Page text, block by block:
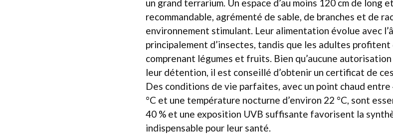
un grand terrarium. Un espace d’au moins 120 cm de long
recommandable, agrémenté de sable, de branches et de
environnement stimulant. Leur alimentation évolue avec
principalement d’insectes, tandis que les adultes profitent
comprenant légumes et fruits. Bien qu’aucune
leur détention, il est conseillé d’obtenir un certificat de
Des conditions de vie parfaites, avec un point chaud
°C et une température nocturne d’environ 22 °C, sont
40 % et une exposition UVB suffisante favorisent la
indispensable pour leur santé.